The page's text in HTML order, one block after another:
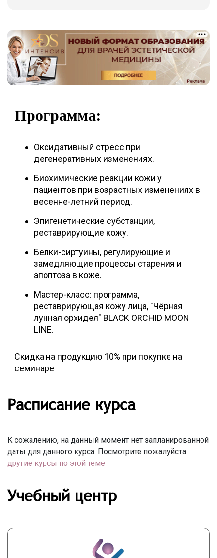
Программа:
Оксидативный стресс при
дегенеративных изменениях.
Биохимические реакции кожи у
пациентов при возрастных изменениях в
весенне-летний период.
Эпигенетические субстанции,
реставрирующие кожу.
Белки-сиртуины, регулирующие и
замедляющие процессы старения и
апоптоза в коже.
Мастер-класс: программа,
реставрирующая кожу лица, "Чёрная
лунная орхидея" BLACK ORCHID MOON
LINE.
Скидка на продукцию 10% при покупке на
семинаре
Расписание курса
К сожалению, на данный момент нет запланированной
даты для данного курса. Посмотрите пожалуйста
другие курсы по этой теме
Учебный центр